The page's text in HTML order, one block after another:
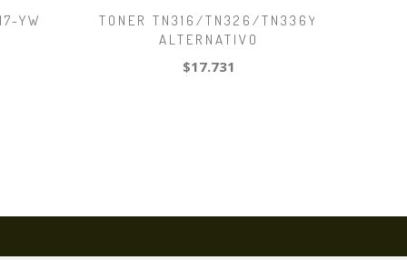
YW
TONER TN316/TN326/TN336Y
ALTERNATIVO
$17.731